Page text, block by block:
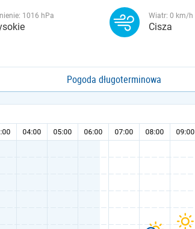
1016 hPa Wiatr: 0 km/h
Cisza
Pogoda długoterminowa